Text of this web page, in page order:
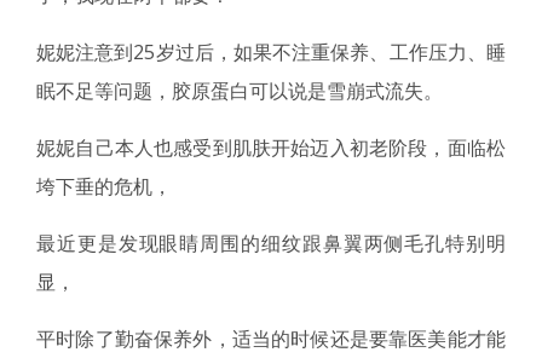
妮妮注意到25岁过后，如果不注重保养、工作压力、睡
眠不足等问题，胶原蛋白可以说是雪崩式流失。
妮妮自己本人也感受到肌肤开始迈入初老阶段，面临松
垮下垂的危机，
最近更是发现眼睛周围的细纹跟鼻翼两侧毛孔特别明
显，
平时除了勤奋保养外，适当的时候还是要靠医美能才能